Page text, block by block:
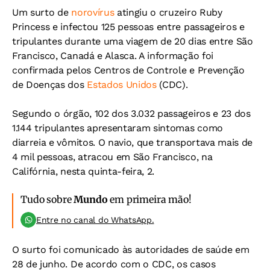
Um surto de norovírusatingiu o cruzeiro Ruby
Princess e infectou 125 pessoas entre passageiros e
tripulantes durante uma viagem de 20 dias entre São
Francisco, Canadá e Alasca. A informação foi
confirmada pelos Centros de Controle e Prevenção
de Doenças dosEstados Unidos (CDC).
Segundo o órgão, 102 dos 3.032 passageiros e 23 dos
1.144 tripulantes apresentaram sintomas como
diarreia e vômitos. O navio, que transportava mais de
4 mil pessoas, atracou em São Francisco, na
Califórnia, nesta quinta-feira, 2.
Tudo sobreMundo em primeira mão!
Entre no canal do WhatsApp.
O surto foi comunicado às autoridades de saúde em
28 de junho. De acordo com o CDC, os casos